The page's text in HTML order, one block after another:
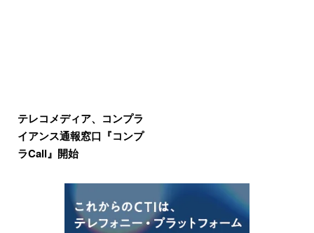
テレコメディア、コンプラ
イアンス通報窓口『コンプ
ラCall』開始